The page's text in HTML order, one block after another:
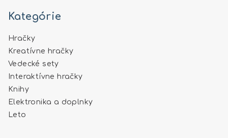
Kategórie
Hračky
Kreatívne hračky
Vedecké sety
Interaktívne hračky
Knihy
Elektronika a doplnky
Leto